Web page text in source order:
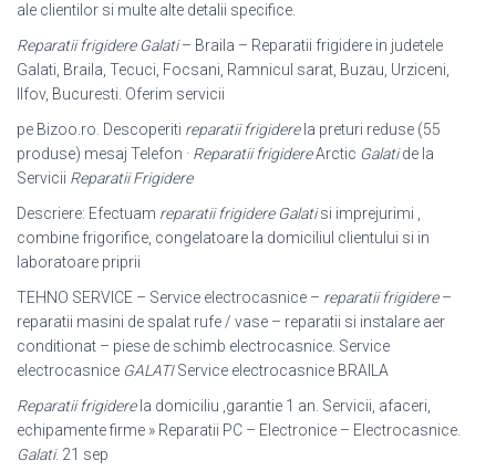
ale clientilor si multe alte detalii specifice.
Reparatii frigidere Galati– Braila – Reparatii frigidere in judetele
Galati, Braila, Tecuci, Focsani, Ramnicul sarat, Buzau, Urziceni,
Ilfov, Bucuresti. Oferim servicii
pe Bizoo.ro. Descoperiti reparatii frigiderela preturi reduse (55
produse) mesaj Telefon · Reparatii frigidereArctic Galatide la
Servicii Reparatii Frigidere
Descriere: Efectuam reparatii frigidere Galatisi imprejurimi ,
combine frigorifice, congelatoare la domiciliul clientului si in
laboratoare priprii
TEHNO SERVICE – Service electrocasnice – reparatii frigidere–
reparatii masini de spalat rufe / vase – reparatii si instalare aer
conditionat – piese de schimb electrocasnice. Service
electrocasnice GALATIService electrocasnice BRAILA
Reparatii frigiderela domiciliu ,garantie 1 an. Servicii, afaceri,
echipamente firme » Reparatii PC – Electronice – Electrocasnice.
Galati. 21 sep